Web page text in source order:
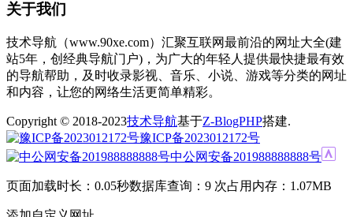
关于我们
技术导航（www.90xe.com）汇聚互联网最前沿的网址大全(建
站5年，创经典导航门户)，为广大的年轻人提供最快捷最有效
的导航帮助，及时收录影视、音乐、小说、游戏等分类的网址
和内容，让您的网络生活更简单精彩。
Copyright © 2018-2023技术导航基于Z-BlogPHP搭建.
豫ICP备2023012172号
中公网安备201988888888号
页面加载时长：0.05秒数据库查询：9 次占用内存：1.07MB